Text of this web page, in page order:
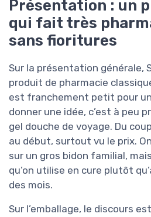
Présentation : un
qui fait très
sans fioritures
Sur la présentation générale,
produit de pharmacie
est franchement petit pour
donner une idée, c’est à peu
gel douche de voyage. Du
au début, surtout vu le prix.
sur un gros bidon familial,
qu’on utilise en cure plutôt
des mois.
Sur l’emballage, le discours